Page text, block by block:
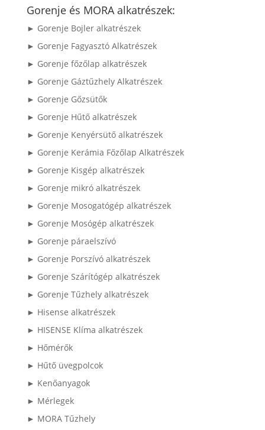
következőre:
Gorenje és MORA alkatrészek:
► Gorenje Bojler alkatrészek
► Gorenje Fagyasztó Alkatrészek
► Gorenje főzőlap alkatrészek
► Gorenje Gáztűzhely Alkatrészek
► Gorenje Gőzsütők
► Gorenje Hűtő alkatrészek
► Gorenje Kenyérsütő alkatrészek
► Gorenje Kerámia Főzőlap Alkatrészek
► Gorenje Kisgép alkatrészek
► Gorenje mikró alkatrészek
► Gorenje Mosogatógép alkatrészek
► Gorenje Mosógép alkatrészek
► Gorenje páraelszívó
► Gorenje Porszívó alkatrészek
► Gorenje Szárítógép alkatrészek
► Gorenje Tűzhely alkatrészek
► Hisense alkatrészek
► HISENSE Klíma alkatrészek
► Hőmérők
► Hűtő üvegpolcok
► Kenőanyagok
► Mérlegek
► MORA Tűzhely